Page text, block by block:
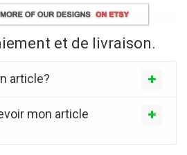
et de livraison.
article?
mon article